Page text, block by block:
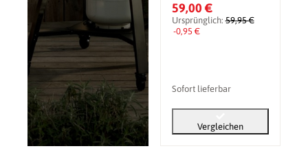
59,00 €
Ursprünglich:59,95 €
-0,95 €
Sofort lieferbar
Vergleichen